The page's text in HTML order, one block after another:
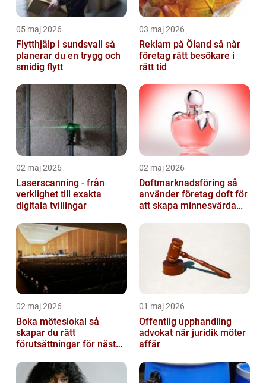
05 maj 2026
Flytthjälp i sundsvall så
planerar du en trygg och
smidig flytt
03 maj 2026
Reklam på Öland så når
företag rätt besökare i
rätt tid
02 maj 2026
Laserscanning - från
verklighet till exakta
digitala tvillingar
02 maj 2026
Doftmarknadsföring så
använder företag doft för
att skapa minnesvärda
02 maj 2026
Boka möteslokal så
skapar du rätt
förutsättningar för nästa
01 maj 2026
Offentlig upphandling
advokat när juridik möter
affär